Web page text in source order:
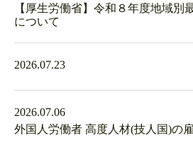
【厚生労働省】令和８年度地域別
について
2026.07.23
2026.07.06
外国人労働者 高度人材(技人国)の